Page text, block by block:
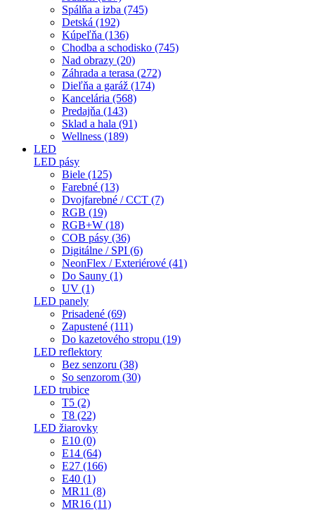
Spálňa a izba (745)
Detská (192)
Kúpeľňa (136)
Chodba a schodisko (745)
Nad obrazy (20)
Záhrada a terasa (272)
Dieľňa a garáž (174)
Kancelária (568)
Predajňa (143)
Sklad a hala (91)
Wellness (189)
LED
LED pásy
Biele (125)
Farebné (13)
Dvojfarebné / CCT (7)
RGB (19)
RGB+W (18)
COB pásy (36)
Digitálne / SPI (6)
NeonFlex / Exteriérové (41)
Do Sauny (1)
UV (1)
LED panely
Prisadené (69)
Zapustené (111)
Do kazetového stropu (19)
LED reflektory
Bez senzoru (38)
So senzorom (30)
LED trubice
T5 (2)
T8 (22)
LED žiarovky
E10 (0)
E14 (64)
E27 (166)
E40 (1)
MR11 (8)
MR16 (11)